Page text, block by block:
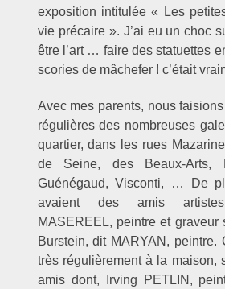
exposition intitulée « Les
vie précaire ». J’ai eu un choc
être l’art … faire des statuettes
scories de mâchefer ! c’était
Avec mes parents, nous
régulières des nombreuses
quartier, dans les rues
de Seine, des Beaux-Arts,
Guénégaud, Visconti, … De
avaient des amis
MASEREEL, peintre et graveur
Burstein, dit MARYAN, peintre.
très régulièrement à la maison,
amis dont, Irving PETLIN,